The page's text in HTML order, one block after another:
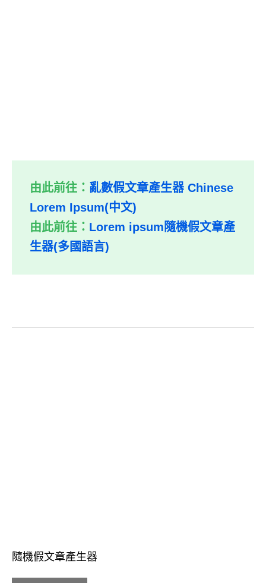
由此前往： 亂數假文章產生器 Chinese
Lorem Ipsum(中文)
由此前往： Lorem ipsum隨機假文章產
生器(多國語言)
隨機假文章產生器